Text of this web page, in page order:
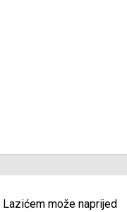
može naprijed